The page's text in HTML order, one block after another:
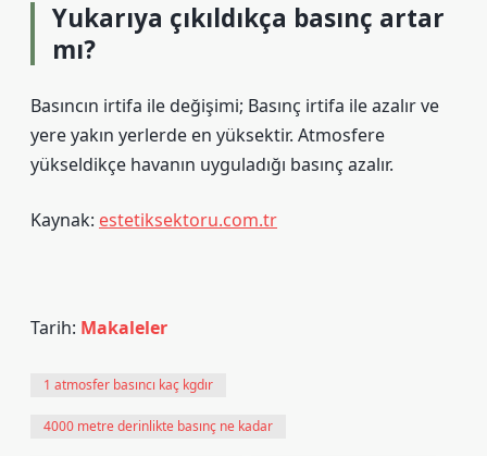
Yukarıya çıkıldıkça basınç artar
mı?
Basıncın irtifa ile değişimi; Basınç irtifa ile azalır ve
yere yakın yerlerde en yüksektir. Atmosfere
yükseldikçe havanın uyguladığı basınç azalır.
Kaynak: estetiksektoru.com.tr
Tarih: Makaleler
1 atmosfer basıncı kaç kgdır
4000 metre derinlikte basınç ne kadar